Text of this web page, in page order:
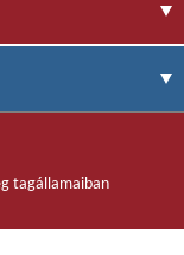
tagállamaiban